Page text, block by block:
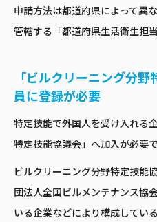
申請方法は都道府県によって異
管轄する「都道府県生活衛生担
「ビルクリーニング分
員に登録が必要
特定技能で外国人を受け入れる
特定技能協議会」へ加入が必要で
ビルクリーニング分野特定技能
団法人全国ビルメンテナンス協
いる企業などにより構成している